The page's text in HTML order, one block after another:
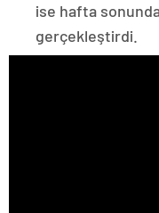
ise hafta
gerçekleştirdi.